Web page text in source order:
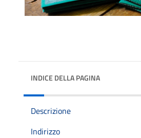
INDICE DELLA PAGINA
Descrizione
Indirizzo